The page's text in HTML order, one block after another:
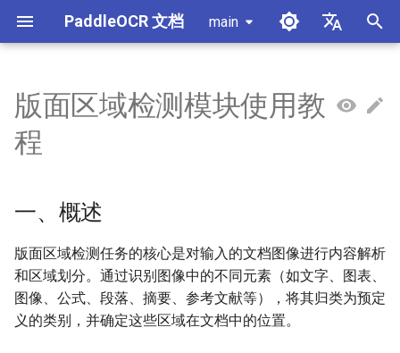
PaddleOCR 文档 main
English
在
初
始
索
引
擎
使用教程
使用教程
使用教程
使用教程
PaddleOCR-VL-1.6简介
PaddleOCR-VL简介
PaddleOCR-VL NVIDIA
Blackwell 架构 GPU 使用教程
使用教程
本地推理 高性能推理
C++ 本地部署
自部署服务化
跨端部署
Android 部署
其它
获取ONNX模型
MCP 服务器
一、概述
三、快速开始
四、二次开发
五、推理引擎
产线概述
文档图像预处理产线
文档理解产线
印章文本识别产线
数据标注 X-AnyLabeling 文档解析
数据合成工具
数据集
通用中英文OCR数据集
版面分析数据集
表格识别数据集
PaddleOCR 多硬件使用指南
昆仑 XPU 飞桨安装教程
PaddleOCR 与 PaddleX
配置 paddleocr 包日志系统
概述
模型列表
基于C++预测引擎推理
Visual Studio 2019
Community CMake 编译指南
服务化部署
社区贡献
版面区域检测模块使用教
程
一、概述
版面区域检测任务的核心是对输入的文档图像进行内容解析
和区域划分。通过识别图像中的不同元素（如文字、图表、
图像、公式、段落、摘要、参考文献等），将其归类为预定
义的类别，并确定这些区域在文档中的位置。